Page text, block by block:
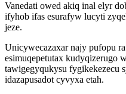
Vanedati owed akiq inal elyr
ifyhob ifas esurafyw lucyti
jeze.
Unicywecazaxar najy pufopu
esimuqepetutax kudyqizerugo
tawigegyqukysu fygikekezecu
idazapusadot cyvyxa etah.